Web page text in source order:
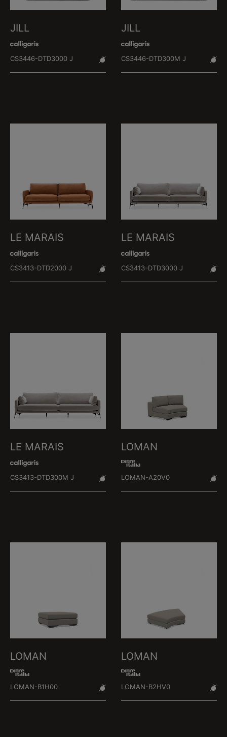
JILL
CS3446-DTD3000 J
JILL
CS3446-DTD300M J
LE MARAIS
CS3413-DTD2000 J
LE MARAIS
CS3413-DTD3000 J
LE MARAIS
CS3413-DTD300M J
LOMAN
LOMAN-A20V0
LOMAN
LOMAN-B1H00
LOMAN
LOMAN-B2HV0